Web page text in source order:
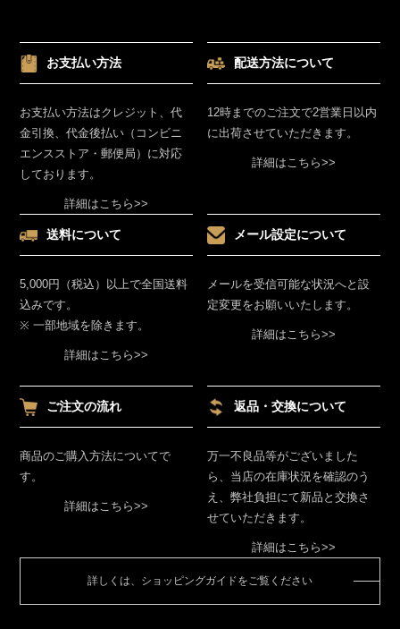
お支払い方法
お支払い方法はクレジット、代
金引換、代金後払い（コンビニ
エンスストア・郵便局）に対応
しております。
詳細はこちら>>
配送方法について
12時までのご注文で2営業日以内
に出荷させていただきます。
詳細はこちら>>
送料について
5,000円（税込）以上で全国送料
込みです。
※ 一部地域を除きます。
詳細はこちら>>
メール設定について
メールを受信可能な状況へと設
定変更をお願いいたします。
詳細はこちら>>
ご注文の流れ
商品のご購入方法についてで
す。
詳細はこちら>>
返品・交換について
万一不良品等がございました
ら、当店の在庫状況を確認のう
え、弊社負担にて新品と交換さ
せていただきます。
詳細はこちら>>
詳しくは、ショッピングガイドをご覧ください